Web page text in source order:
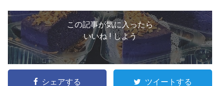
この記事が気に入ったら
いいね ! しよう
シェアする ツイートする